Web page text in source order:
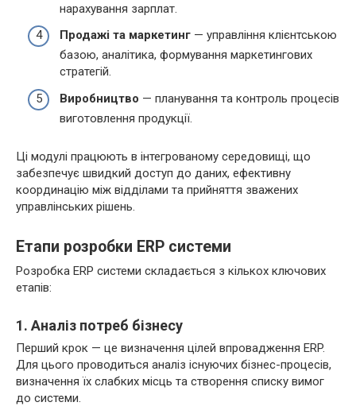
нарахування зарплат.
Продажі та маркетинг — управління клієнтською
базою, аналітика, формування маркетингових
стратегій.
Виробництво — планування та контроль процесів
виготовлення продукції.
Ці модулі працюють в інтегрованому середовищі, що
забезпечує швидкий доступ до даних, ефективну
координацію між відділами та прийняття зважених
управлінських рішень.
Етапи розробки ERP системи
Розробка ERP системи складається з кількох ключових
етапів:
1. Аналіз потреб бізнесу
Перший крок — це визначення цілей впровадження ERP.
Для цього проводиться аналіз існуючих бізнес-процесів,
визначення їх слабких місць та створення списку вимог
до системи.